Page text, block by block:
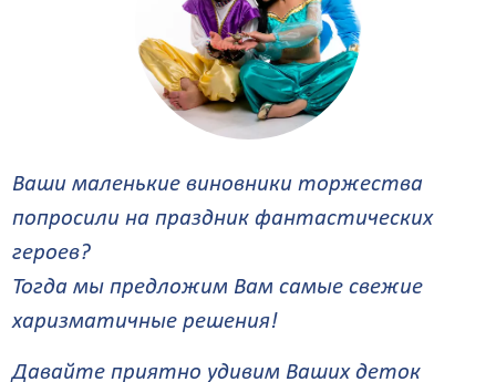
Ваши маленькие виновники торжества
попросили на праздник фантастических
героев?
Тогда мы предложим Вам самые свежие
харизматичные решения!
Давайте приятно удивим Ваших деток